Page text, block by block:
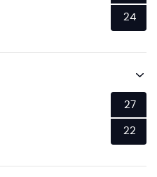
24
27
22